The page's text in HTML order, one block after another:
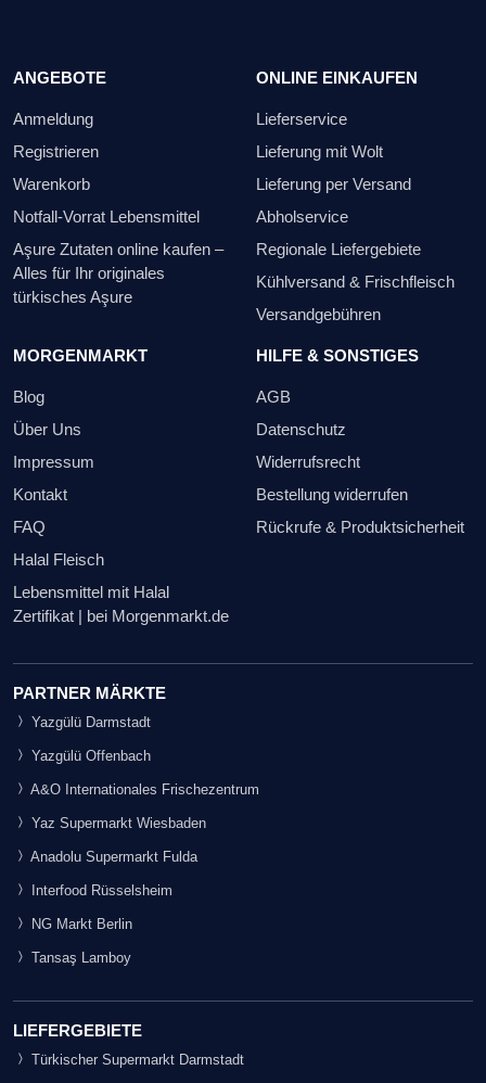
ANGEBOTE
Anmeldung
Registrieren
Warenkorb
Notfall-Vorrat Lebensmittel
Aşure Zutaten online kaufen –
Alles für Ihr originales
türkisches Aşure
ONLINE EINKAUFEN
Lieferservice
Lieferung mit Wolt
Lieferung per Versand
Abholservice
Regionale Liefergebiete
Kühlversand & Frischfleisch
Versandgebühren
MORGENMARKT
Blog
Über Uns
Impressum
Kontakt
FAQ
Halal Fleisch
Lebensmittel mit Halal
Zertifikat | bei Morgenmarkt.de
HILFE & SONSTIGES
AGB
Datenschutz
Widerrufsrecht
Bestellung widerrufen
Rückrufe & Produktsicherheit
PARTNER MÄRKTE
Yazgülü Darmstadt
Yazgülü Offenbach
A&O Internationales Frischezentrum
Yaz Supermarkt Wiesbaden
Anadolu Supermarkt Fulda
Interfood Rüsselsheim
NG Markt Berlin
Tansaş Lamboy
LIEFERGEBIETE
Türkischer Supermarkt Darmstadt